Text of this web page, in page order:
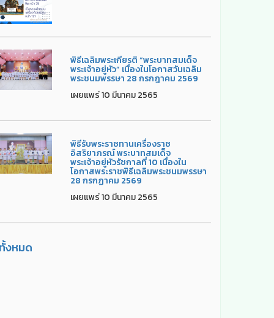
พิธีเฉลิมพระเกียรติ “พระบาทสมเด็จ
พระเจ้าอยู่หัว” เนื่องในโอกาสวันเฉลิม
พระชนมพรรษา 28 กรกฎาคม 2569
เผยแพร่ 10 มีนาคม 2565
พิธีรับพระราชทานเครื่องราช
อิสริยาภรณ์ พระบาทสมเด็จ
พระเจ้าอยู่หัวรัชกาลที่ 10 เนื่องใน
โอกาสพระราชพิธีเฉลิมพระชนมพรรษา
28 กรกฏาคม 2569
เผยแพร่ 10 มีนาคม 2565
งหมด